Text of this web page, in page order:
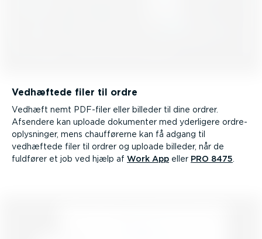
Vedhæftede filer til ordre
Vedhæft nemt PDF-filer eller billeder til dine ordrer.
Afsendere kan uploade dokumenter med yderligere ordre­
op­lys­ninger, mens chauf­fø­rerne kan få adgang til
vedhæftede filer til ordrer og uploade billeder, når de
fuldfører et job ved hjælp af Work App eller PRO 8475